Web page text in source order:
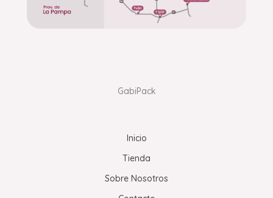
GabiPack
Inicio
Tienda
Sobre Nosotros